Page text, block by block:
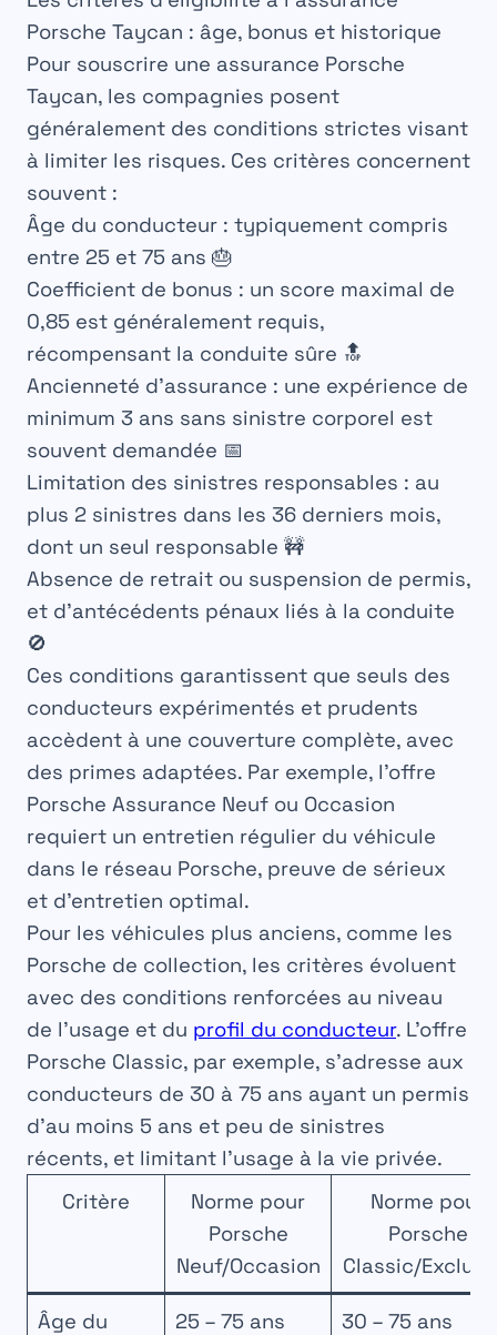
Porsche Taycan : âge, bonus et historique
Pour souscrire une assurance Porsche
Taycan, les compagnies posent
généralement des conditions strictes visant
à limiter les risques. Ces critères concernent
souvent :
Âge du conducteur : typiquement compris
entre 25 et 75 ans 🎂
Coefficient de bonus : un score maximal de
0,85 est généralement requis,
récompensant la conduite sûre 🔝
Ancienneté d’assurance : une expérience de
minimum 3 ans sans sinistre corporel est
souvent demandée 📅
Limitation des sinistres responsables : au
plus 2 sinistres dans les 36 derniers mois,
dont un seul responsable 🚧
Absence de retrait ou suspension de permis,
et d’antécédents pénaux liés à la conduite
🚫
Ces conditions garantissent que seuls des
conducteurs expérimentés et prudents
accèdent à une couverture complète, avec
des primes adaptées. Par exemple, l’offre
Porsche Assurance Neuf ou Occasion
requiert un entretien régulier du véhicule
dans le réseau Porsche, preuve de sérieux
et d’entretien optimal.
Pour les véhicules plus anciens, comme les
Porsche de collection, les critères évoluent
avec des conditions renforcées au niveau
de l’usage et du profil du conducteur. L’offre
Porsche Classic, par exemple, s’adresse aux
conducteurs de 30 à 75 ans ayant un permis
d’au moins 5 ans et peu de sinistres
récents, et limitant l’usage à la vie privée.
Critère
Norme pour
Porsche
Neuf/Occasion
Norme pour
Porsche
Classic/
Âge du
25 – 75 ans 30 – 75 ans